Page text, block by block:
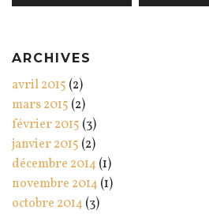
ARCHIVES
avril 2015 (2)
mars 2015 (2)
février 2015 (3)
janvier 2015 (2)
décembre 2014(1)
novembre 2014(1)
octobre 2014(3)